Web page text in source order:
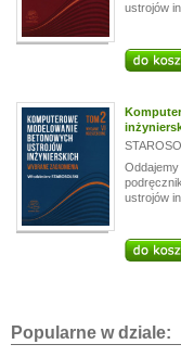
ustrojów
ustrojów
Popularne w dziale: